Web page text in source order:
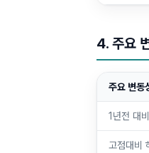
4. 주요
주요 변동
1년전 대
고점대비